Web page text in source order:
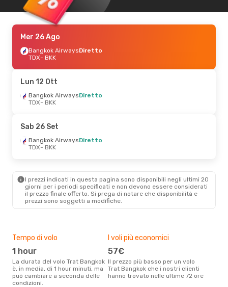
Mer 26 Ago
Bangkok AirwaysDiretto
TDX- BKK
Lun 12 Ott
Bangkok AirwaysDiretto
TDX- BKK
Sab 26 Set
Bangkok AirwaysDiretto
TDX- BKK
I prezzi indicati in questa pagina sono disponibili negli ultimi 20
giorni per i periodi specificati e non devono essere considerati
il ​​prezzo finale offerto. Si prega di notare che disponibilità e
prezzi sono soggetti a modifiche.
Tempo di volo
1 hour
La durata del volo Trat Bangkok
è, in media, di 1 hour minuti, ma
può cambiare a seconda delle
condizioni.
I voli più economici
57€
Il prezzo più basso per un volo
Trat Bangkok che i nostri clienti
hanno trovato nelle ultime 72 ore